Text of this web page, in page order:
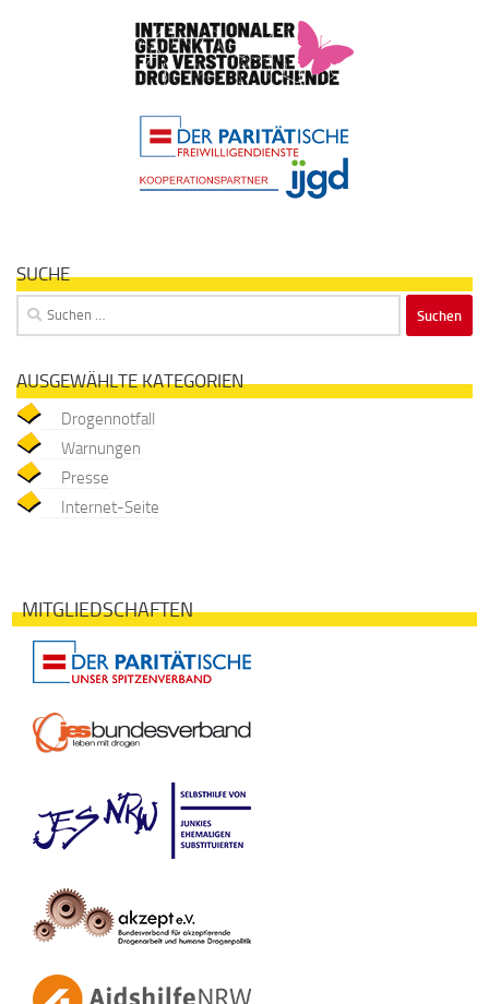
SUCHE
Suchen
nach:
AUSGEWÄHLTE KATEGORIEN
Drogennotfall
Warnungen
Presse
Internet-Seite
MITGLIEDSCHAFTEN